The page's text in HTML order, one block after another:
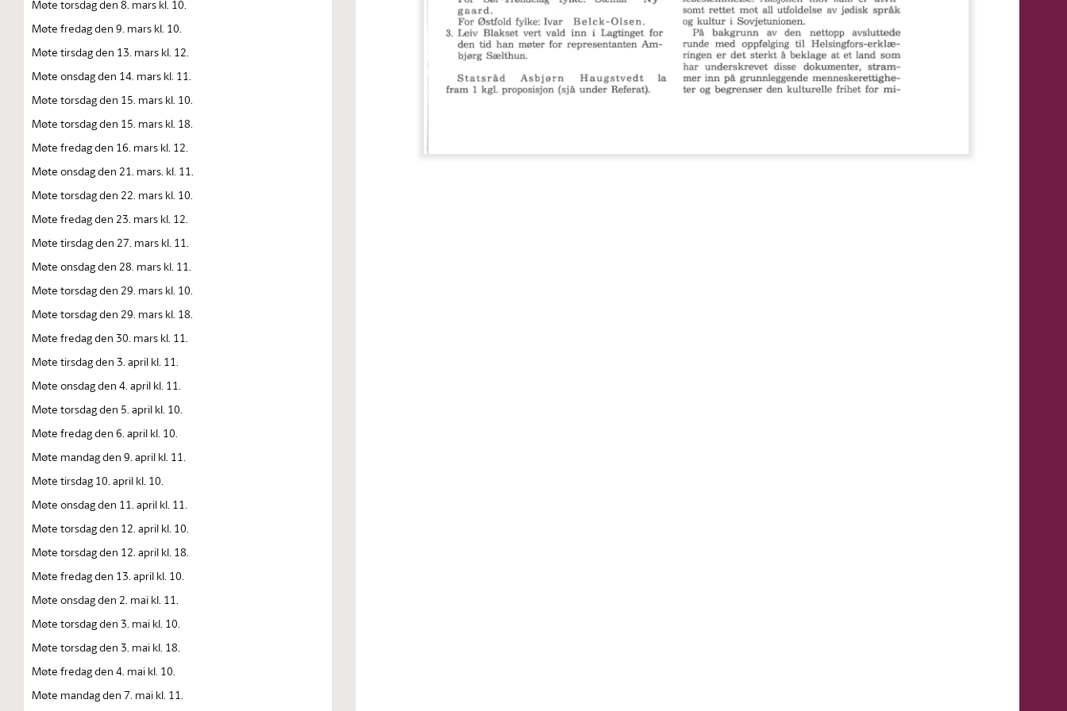
Møte torsdag den 8. mars kl. 10.
Møte fredag den 9. mars kl. 10.
Møte tirsdag den 13. mars kl. 12.
Møte onsdag den 14. mars kl. 11.
Møte torsdag den 15. mars kl. 10.
Møte torsdag den 15. mars kl. 18.
Møte fredag den 16. mars kl. 12.
Møte onsdag den 21. mars. kl. 11.
Møte torsdag den 22. mars kl. 10.
Møte fredag den 23. mars kl. 12.
Møte tirsdag den 27. mars kl. 11.
Møte onsdag den 28. mars kl. 11.
Møte torsdag den 29. mars kl. 10.
Møte torsdag den 29. mars kl. 18.
Møte fredag den 30. mars kl. 11.
Møte tirsdag den 3. april kl. 11.
Møte onsdag den 4. april kl. 11.
Møte torsdag den 5. april kl. 10.
Møte fredag den 6. april kl. 10.
Møte mandag den 9. april kl. 11.
Møte tirsdag 10. april kl. 10.
Møte onsdag den 11. april kl. 11.
Møte torsdag den 12. april kl. 10.
Møte torsdag den 12. april kl. 18.
Møte fredag den 13. april kl. 10.
Møte onsdag den 2. mai kl. 11.
Møte torsdag den 3. mai kl. 10.
Møte torsdag den 3. mai kl. 18.
Møte fredag den 4. mai kl. 10.
Møte mandag den 7. mai kl. 11.